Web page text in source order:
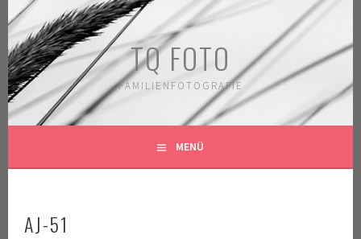
Springe
zum
Inhalt
TQ FOTO
FAMILIENFOTOGRAFIE
MENÜ
AJ-51